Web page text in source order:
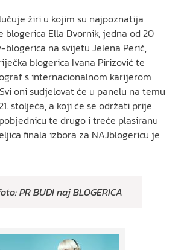
žiri u kojim su najpoznatija
blogerica Ella Dvornik, jedna od 20
na svijetu Jelena Perić,
blogerica Ivana Pirizović te
s internacionalnom karijerom
oni sudjelovat će u panelu na temu
stoljeća, a koji će se održati prije
te drugo i treće plasiranu
finala izbora za NAJblogericu je
PR BUDI naj BLOGERICA